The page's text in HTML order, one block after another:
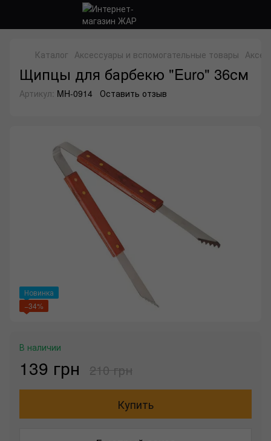
Каталог Аксессуары и вспомогательные товары
Щипцы для барбекю "Euro" 36см
Артикул: MH-0914 Оставить отзыв
Новинка
−34%
В наличии
139 грн 210 грн
Купить